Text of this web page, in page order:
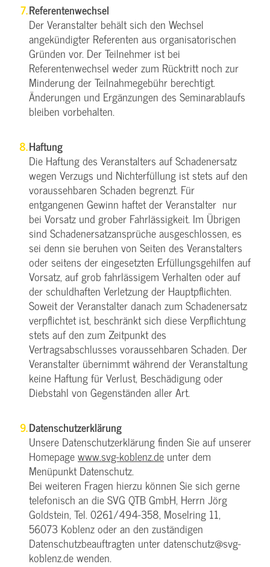
Referentenwechsel
Der Veranstalter behält sich den Wechsel
angekündigter Referenten aus organisatorischen
Gründen vor. Der Teilnehmer ist bei
Referentenwechsel weder zum Rücktritt noch zur
Minderung der Teilnahmegebühr berechtigt.
Änderungen und Ergänzungen des Seminarablaufs
bleiben vorbehalten.
Haftung
Die Haftung des Veranstalters auf Schadenersatz
wegen Verzugs und Nichterfüllung ist stets auf den
voraussehbaren Schaden begrenzt. Für
entgangenen Gewinn haftet der Veranstalter nur
bei Vorsatz und grober Fahrlässigkeit. Im Übrigen
sind Schadenersatzansprüche ausgeschlossen, es
sei denn sie beruhen von Seiten des Veranstalters
oder seitens der eingesetzten Erfüllungsgehilfen auf
Vorsatz, auf grob fahrlässigem Verhalten oder auf
der schuldhaften Verletzung der Hauptpflichten.
Soweit der Veranstalter danach zum Schadenersatz
verpflichtet ist, beschränkt sich diese Verpflichtung
stets auf den zum Zeitpunkt des
Vertragsabschlusses voraussehbaren Schaden. Der
Veranstalter übernimmt während der Veranstaltung
keine Haftung für Verlust, Beschädigung oder
Diebstahl von Gegenständen aller Art.
Datenschutzerklärung
Unsere Datenschutzerklärung finden Sie auf unserer
Homepagewww.svg-koblenz.de unter dem
Menüpunkt Datenschutz.
Bei weiteren Fragen hierzu können Sie sich gerne
telefonisch an die SVG QTB GmbH, Herrn Jörg
Goldstein, Tel. 0261/494-358, Moselring 11,
56073 Koblenz oder an den zuständigen
Datenschutzbeauftragten unter datenschutz@svg-
koblenz.de wenden.